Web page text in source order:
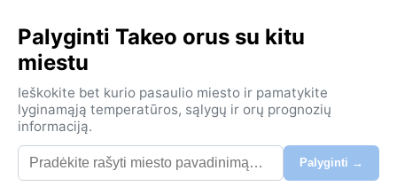
Palyginti Takeo orus su kitu
miestu
Ieškokite bet kurio pasaulio miesto ir pamatykite
lyginamąją temperatūros, sąlygų ir orų prognozių
informaciją.
Palyginti →